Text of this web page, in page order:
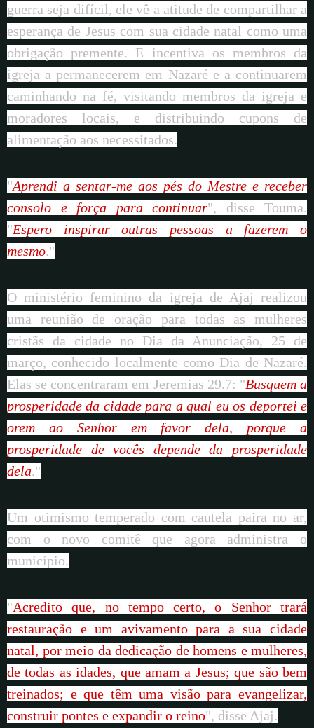
guerra seja difícil, ele vê a atitude de compartilhar a
esperança de Jesus com sua cidade natal como uma
obrigação premente. E incentiva os membros da
igreja a permanecerem em Nazaré e a continuarem
caminhando na fé, visitando membros da igreja e
moradores locais, e distribuindo cupons de
alimentação aos necessitados.
"Aprendi a sentar-me aos pés do Mestre e receber
consolo e força para continuar", disse Touma.
"Espero inspirar outras pessoas a fazerem o
mesmo."
O ministério feminino da igreja de Ajaj realizou
uma reunião de oração para todas as mulheres
cristãs da cidade no Dia da Anunciação, 25 de
março, conhecido localmente como Dia de Nazaré.
Elas se concentraram em Jeremias 29.7: "Busquem a
prosperidade da cidade para a qual eu os deportei e
orem ao Senhor em favor dela, porque a
prosperidade de vocês depende da prosperidade
dela."
Um otimismo temperado com cautela paira no ar,
com o novo comitê que agora administra o
município.
"Acredito que, no tempo certo, o Senhor trará
restauração e um avivamento para a sua cidade
natal, por meio da dedicação de homens e mulheres,
de todas as idades, que amam a Jesus; que são bem
treinados; e que têm uma visão para evangelizar,
construir pontes e expandir o reino", disse Ajaj.